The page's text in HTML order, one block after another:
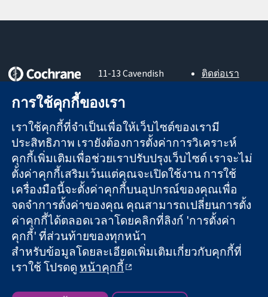
หลักฐานที่เชื่อถือ
ได้
สู่การตัดสินใจ
อย่างมีข้อมูล
เพื่อสุขภาพที่ดีขึ้น
11-13 Cavendish
London
United Kingdom
ติดต่อเรา
About us
ตำแหน่งงาน
Cochrane
Library
The Cochrane Collaboration เป็นองค์กรการกุศล (เลขที่ 1045921)
และบริษัทจำกัดโดยการค้ำประกัน (เลขที่ 03044323) ที่จดทะเบียน
ในอังกฤษและเวลส์ หมายเลขจดทะเบียนภาษีมูลค่าเพิ่ม GB 718
2127 49
สงวนลิขสิทธิ์ © 2026 The Cochrane Collaboration
ข้อกำหนดและเงื่อนไขการใช้เว็บไซต์|ข้อความปฏิเสธความรับ
การใช้คุกกี้ของเรา
เราใช้คุกกี้ที่จำเป็นเพื่อให้เว็บไซต์ของเรามี
ประสิทธิภาพ เรายังต้องการตั้งค่าการวิเคราะห์
คุกกี้เพิ่มเติมเพื่อช่วยเราปรับปรุงเว็บไซต์ เราจะไม่
ตั้งค่าคุกกี้เสริมเว้นแต่คุณจะเปิดใช้งาน การใช้
เครื่องมือนี้จะตั้งค่าคุกกี้บนอุปกรณ์ของคุณเพื่อ
จดจำการตั้งค่าของคุณ คุณสามารถเปลี่ยนการตั้ง
ค่าคุกกี้ได้ตลอดเวลาโดยคลิกที่ลิงก์ 'การตั้งค่า
คุกกี้' ที่ส่วนท้ายของทุกหน้า
สำหรับข้อมูลโดยละเอียดเพิ่มเติมเกี่ยวกับคุกกี้ที่
เราใช้ โปรดดู หน้าคุกกี้